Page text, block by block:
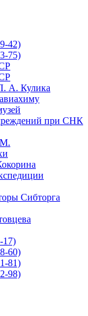
42)
75)
А. Кулика
при СНК
Сибторга
17)
60)
81)
98)